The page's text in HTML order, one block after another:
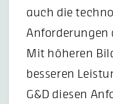
auch die
Anforderungen
Mit höheren
besseren
G&D diesen